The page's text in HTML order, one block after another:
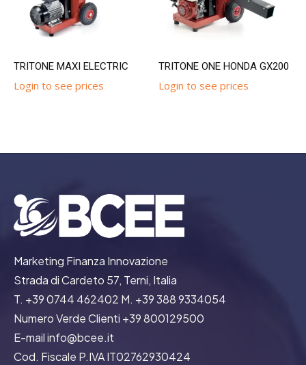
TRITONE MAXI ELECTRIC
Login to see prices
TRITONE ONE HONDA GX200
Login to see prices
Marketing Finanza Innovazione
Strada di Cardeto 57, Terni, Italia
T. +39 0744 462402 M. +39 388 9334054
Numero Verde Clienti +39 800129500
E-mail info@bcee.it
Cod. Fiscale P.IVA IT02762930424